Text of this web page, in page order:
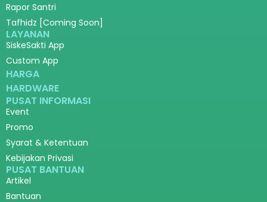
Rapor Santri
Tafhidz [Coming Soon]
LAYANAN
SiskeSakti App
Custom App
HARGA
HARDWARE
PUSAT INFORMASI
Event
Promo
Syarat & Ketentuan
Kebijakan Privasi
PUSAT BANTUAN
Artikel
Bantuan